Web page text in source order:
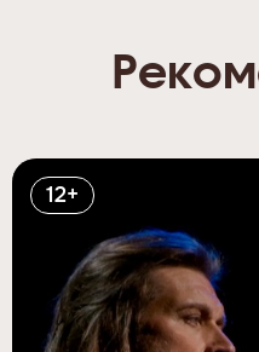
12+